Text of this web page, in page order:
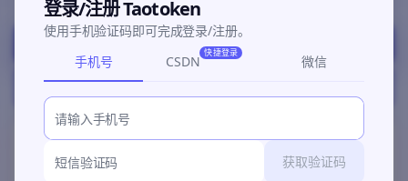
跑通。
免费体验
抢购进行中
登录/注册 Taotoken
使用手机验证码即可完成登录/注册。
手机号
CSDN
快捷登录
微信
获取验证码